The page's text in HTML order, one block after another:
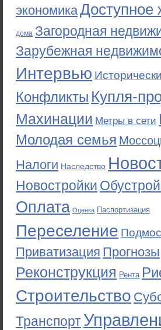
экономикаДоступное
дома Загородная
Зарубежная
Интервью
Конфликты Купля-
Махинации Метры в сети
Молодая семья
Налоги Наследство
Новостройки
Оплата Оценка Паспортизация
Переселение
Приватизация Прогнозы
Реконструкция Рента
Строительство
Транспорт